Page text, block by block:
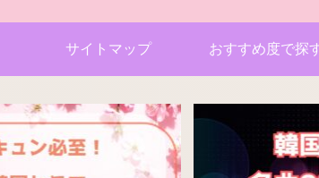
サイトマップ おすすめ度で探